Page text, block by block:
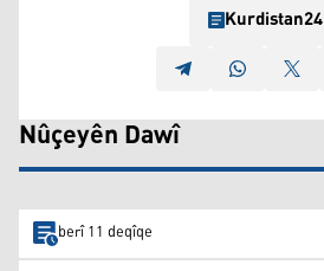
Kurdistan24
Nûçeyên Dawî
berî 11 deqîqe